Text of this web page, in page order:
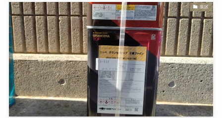
泉区